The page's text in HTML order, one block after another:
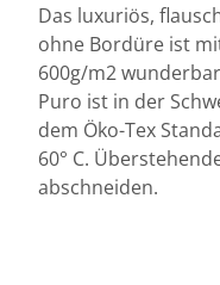
Das luxuriös,
ohne Bordüre ist
600g/m2
Puro ist in der
dem Öko-Tex
60° C.
abschneiden.